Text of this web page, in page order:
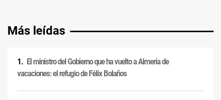
Más leídas
El ministro del Gobierno que ha vuelto a Almería de
vacaciones: el refugio de Félix Bolaños